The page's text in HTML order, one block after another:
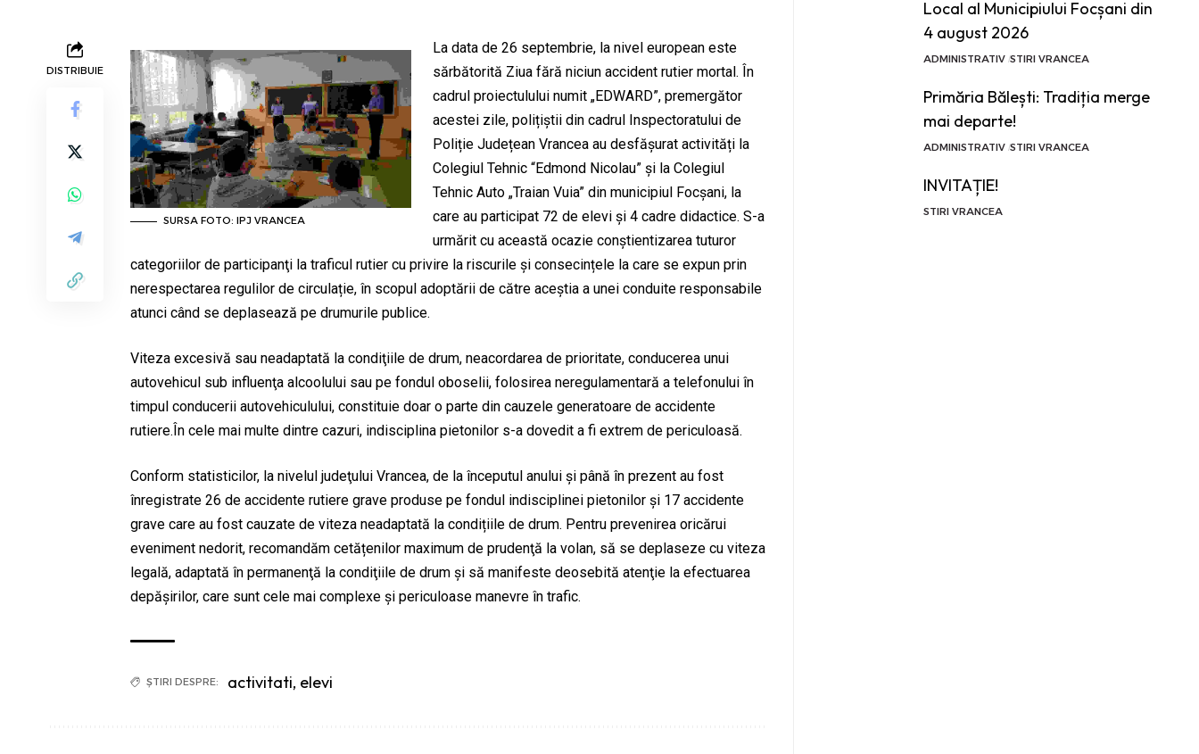
DISTRIBUIE
SURSA FOTO: IPJ VRANCEA
La data de 26 septembrie, la nivel european este
sărbătorită Ziua fără niciun accident rutier mortal. În
cadrul proiectulului numit „EDWARD”, premergător
acestei zile, polițiștii din cadrul Inspectoratului de
Poliție Județean Vrancea au desfășurat activități la
Colegiul Tehnic “Edmond Nicolau” și la Colegiul
Tehnic Auto „Traian Vuia” din municipiul Focșani, la
care au participat 72 de elevi și 4 cadre didactice. S-a
urmărit cu această ocazie conștientizarea tuturor
categoriilor de participanţi la traficul rutier cu privire la riscurile și consecințele la care se expun prin
nerespectarea regulilor de circulație, în scopul adoptării de către aceștia a unei conduite responsabile
atunci când se deplasează pe drumurile publice.
Viteza excesivă sau neadaptată la condiţiile de drum, neacordarea de prioritate, conducerea unui
autovehicul sub influenţa alcoolului sau pe fondul oboselii, folosirea neregulamentară a telefonului în
timpul conducerii autovehiculului, constituie doar o parte din cauzele generatoare de accidente
rutiere.În cele mai multe dintre cazuri, indisciplina pietonilor s-a dovedit a fi extrem de periculoasă.
Conform statisticilor, la nivelul judeţului Vrancea, de la începutul anului şi până în prezent au fost
înregistrate 26 de accidente rutiere grave produse pe fondul indisciplinei pietonilor și 17 accidente
grave care au fost cauzate de viteza neadaptată la condițiile de drum. Pentru prevenirea oricărui
eveniment nedorit, recomandăm cetățenilor maximum de prudenţă la volan, să se deplaseze cu viteza
legală, adaptată în permanenţă la condiţiile de drum şi să manifeste deosebită atenţie la efectuarea
depăşirilor, care sunt cele mai complexe şi periculoase manevre în trafic.
ȘTIRI DESPRE: activitati, elevi
Local al Municipiului Focșani din
4 august 2026
ADMINISTRATIV STIRI VRANCEA
Primăria Bălești: Tradiția merge
mai departe!
ADMINISTRATIV STIRI VRANCEA
INVITAȚIE!
STIRI VRANCEA